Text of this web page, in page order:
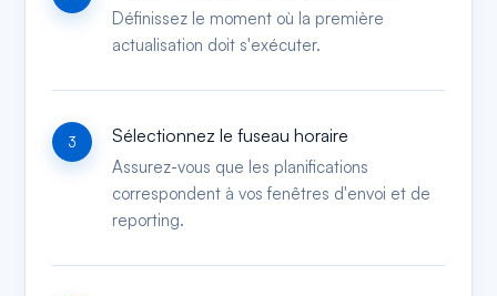
Définissez le moment où la première
actualisation doit s'exécuter.
Sélectionnez le fuseau horaire
Assurez-vous que les planifications
correspondent à vos fenêtres d'envoi et de
reporting.